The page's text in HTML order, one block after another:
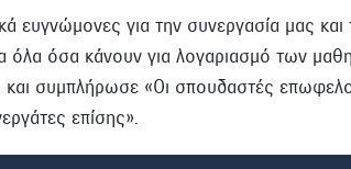
ευγνώμονες για την συνεργασία μας
όλα όσα κάνουν για λογαριασμό των
συμπλήρωσε «Οι σπουδαστές
επίσης».